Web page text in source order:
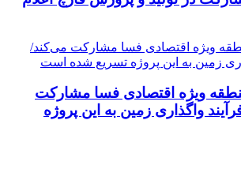
منطقه ویژه اقتصادی فسا مشارکت
واگذاری زمین به این پروژه